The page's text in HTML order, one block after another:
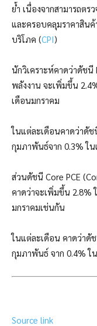
ย้ำ เนื่องจากสามารถต
และครอบคลุมราคาสินค้
บริโภค (CPI)
นักวิเคราะห์คาดว่าดัชนี
พลังงาน จะเพิ่มขึ้น
เดือนมกราคม
ในแต่ละเดือนคาดว่าดั
กุมภาพันธ์จาก 0.3% ใ
ส่วนดัชนี Core PCE
คาดว่าจะเพิ่มขึ้น 2.8%
มกราคมเช่นกัน
ในแต่ละเดือน คาดว่าดั
กุมภาพันธ์ จาก 0.4% ใ
Source link